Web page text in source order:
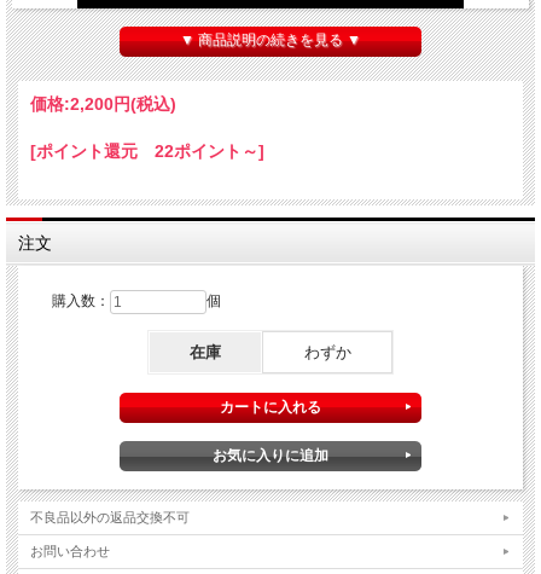
アニバーサリー・ワルツ
（ドク・イーサン / ギャレット・トーマス他）
最も分かりやすいマジックの解説書籍とはどういうものか？
『特定のテーマごとに、現存する最も優れた手順が集められた、すべてのマ
これがワールド・グレイテスト・マジック・シリーズにこめられたコンセプ
トです。
シリーズの各巻が、理想の解説書籍の１つの章。
▼ 商品説明の続きを見る ▼
価格:2,200円(税込)
[ポイント還元 22ポイント～]
注文
購入数： 個
在庫 わずか
不良品以外の返品交換不可
お問い合わせ